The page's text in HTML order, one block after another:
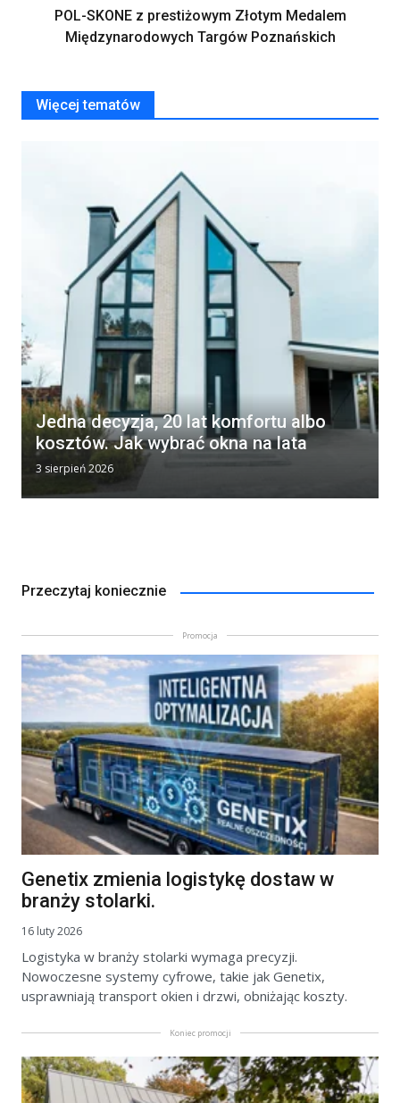
POL-SKONE z prestiżowym Złotym Medalem
Międzynarodowych Targów Poznańskich
Więcej tematów
Jedna decyzja, 20 lat komfortu albo
kosztów. Jak wybrać okna na lata
3 sierpień 2026
Przeczytaj koniecznie
Promocja
Genetix zmienia logistykę dostaw w
branży stolarki.
16 luty 2026
Logistyka w branży stolarki wymaga precyzji.
Nowoczesne systemy cyfrowe, takie jak Genetix,
usprawniają transport okien i drzwi, obniżając koszty.
Koniec promocji